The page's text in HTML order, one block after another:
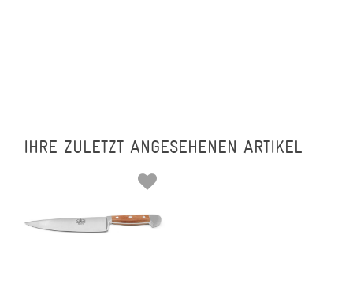
IHRE ZULETZT ANGESEHENEN ARTIKEL